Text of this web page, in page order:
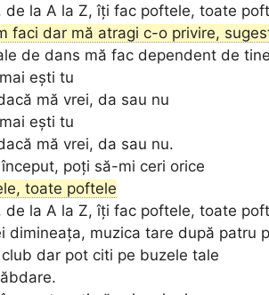
de la A la Z, îți fac poftele, toate
faci dar mă atragi c-o privire,
de dans mă fac dependent de
ești tu
mă vrei, da sau nu
ești tu
mă vrei, da sau nu.
poți să-mi ceri orice
toate poftele
de la A la Z, îți fac poftele, toate
dimineața, muzica tare după patru
dar pot citi pe buzele tale